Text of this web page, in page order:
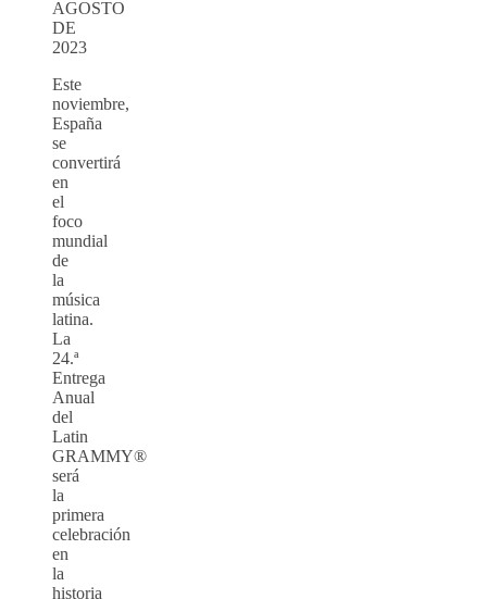
AGOSTO
DE
2023
Este
noviembre,
España
se
convertirá
en
el
foco
mundial
de
la
música
latina.
La
24.ª
Entrega
Anual
del
Latin
GRAMMY®
será
la
primera
celebración
en
la
historia